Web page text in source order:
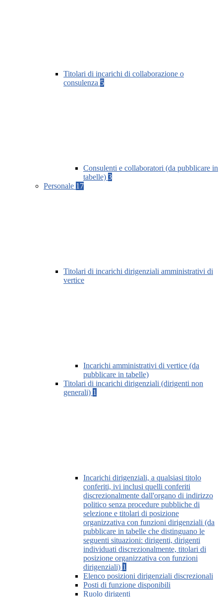
Titolari di incarichi di collaborazione o
consulenza 5
Consulenti e collaboratori (da pubblicare in
tabelle) 3
Personale 17
Titolari di incarichi dirigenziali amministrativi di
vertice
Incarichi amministrativi di vertice (da
pubblicare in tabelle)
Titolari di incarichi dirigenziali (dirigenti non
generali) 1
Incarichi dirigenziali, a qualsiasi titolo
conferiti, ivi inclusi quelli conferiti
discrezionalmente dall'organo di indirizzo
politico senza procedure pubbliche di
selezione e titolari di posizione
organizzativa con funzioni dirigenziali (da
pubblicare in tabelle che distinguano le
seguenti situazioni: dirigenti, dirigenti
individuati discrezionalmente, titolari di
posizione organizzativa con funzioni
dirigenziali) 1
Elenco posizioni dirigenziali discrezionali
Posti di funzione disponibili
Ruolo dirigenti